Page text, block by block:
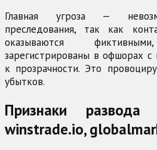
Главная угроза —
преследования, так как
оказываются
зарегистрированы в офшорах с
к прозрачности. Это
убытков.
Признаки
winstrade.io,